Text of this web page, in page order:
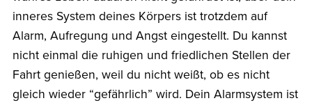
inneres System deines Körpers ist trotzdem auf
Alarm, Aufregung und Angst eingestellt. Du kannst
nicht einmal die ruhigen und friedlichen Stellen der
Fahrt genießen, weil du nicht weißt, ob es nicht
gleich wieder “gefährlich” wird. Dein Alarmsystem ist